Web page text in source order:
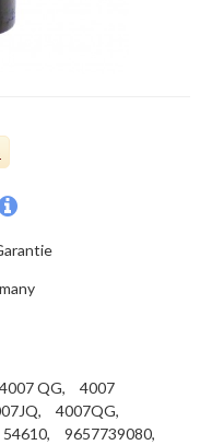
4007 QG,
4007
4007QG,
54610,
9657739080,